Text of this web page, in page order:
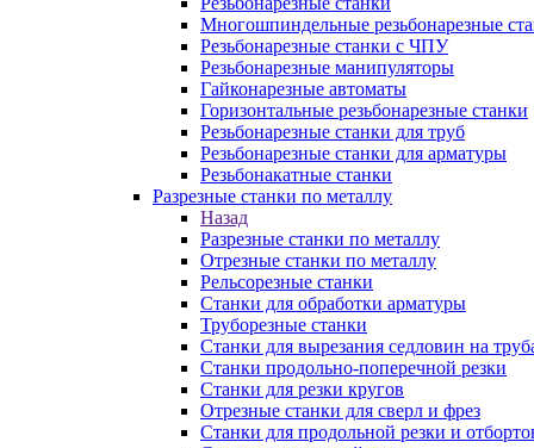
Многошпиндельные резьбонарезные
Резьбонарезные станки с ЧПУ
Резьбонарезные манипуляторы
Гайконарезные автоматы
Горизонтальные резьбонарезные станки
Резьбонарезные станки для труб
Резьбонарезные станки для арматуры
Резьбонакатные станки
Разрезные станки по металлу
Назад
Разрезные станки по металлу
Отрезные станки по металлу
Рельсорезные станки
Станки для обработки арматуры
Труборезные станки
Станки для вырезания седловин на
Станки продольно-поперечной резки
Станки для резки кругов
Отрезные станки для сверл и фрез
Станки для продольной резки и